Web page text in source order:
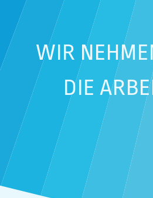
WIR
DIE